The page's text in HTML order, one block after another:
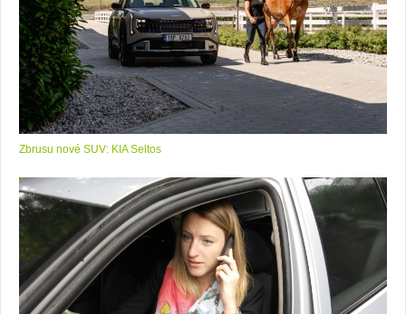
Zbrusu nové SUV: KIA Seltos